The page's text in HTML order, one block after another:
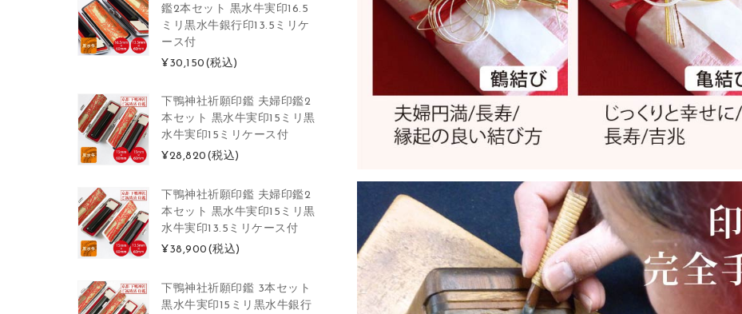
鑑2本セット 黒水牛実印16.5
ミリ黒水牛銀行印13.5ミリケ
ース付
¥30,150 (税込)
下鴨神社祈願印鑑 夫婦印鑑2
本セット 黒水牛実印15ミリ黒
水牛実印15ミリケース付
¥28,820 (税込)
下鴨神社祈願印鑑 夫婦印鑑2
本セット 黒水牛実印15ミリ黒
水牛実印13.5ミリケース付
¥38,900 (税込)
下鴨神社祈願印鑑 3本セット
黒水牛実印15ミリ黒水牛銀行